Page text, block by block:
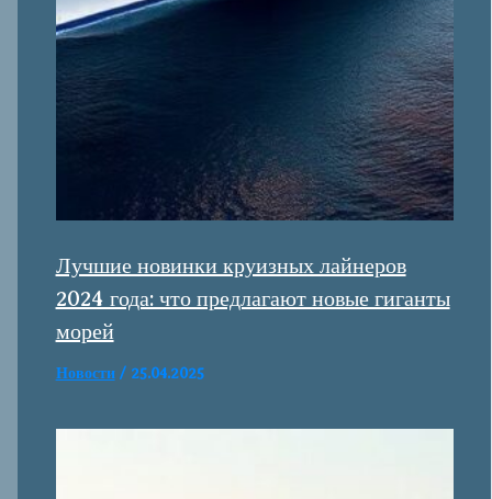
Лучшие новинки круизных лайнеров
2024 года: что предлагают новые гиганты
морей
Новости/ 25.04.2025